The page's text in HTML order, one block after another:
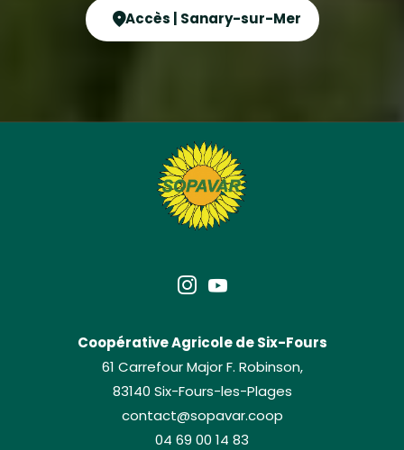
Accès | Sanary-sur-Mer
Coopérative Agricole de Six-Fours
61 Carrefour Major F. Robinson,
83140 Six-Fours-les-Plages
contact@sopavar.coop
04 69 00 14 83